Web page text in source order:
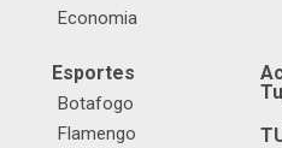
Economia
Esportes
Botafogo
Flamengo